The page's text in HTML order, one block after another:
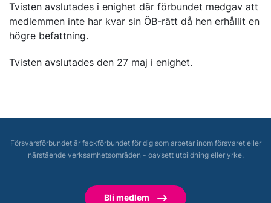
Tvisten avslutades i enighet där förbundet medgav att
medlemmen inte har kvar sin ÖB-rätt då hen erhållit en
högre befattning.
Tvisten avslutades den 27 maj i enighet.
Försvarsförbundet är fackförbundet för dig som arbetar inom försvaret eller
närstående verksamhetsområden - oavsett utbildning eller yrke.
Bli medlem